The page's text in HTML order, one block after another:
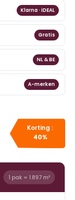
Klarna · iDEAL
Gratis
NL & BE
A-merken
Korting :
40%
1 pak = 1.897 m²